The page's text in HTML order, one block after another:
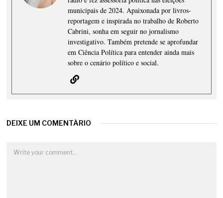
municipais de 2024. Apaixonada por livros-
reportagem e inspirada no trabalho de Roberto
Cabrini, sonha em seguir no jornalismo
investigativo. Também pretende se aprofundar
em Ciência Política para entender ainda mais
sobre o cenário político e social.
DEIXE UM COMENTÁRIO